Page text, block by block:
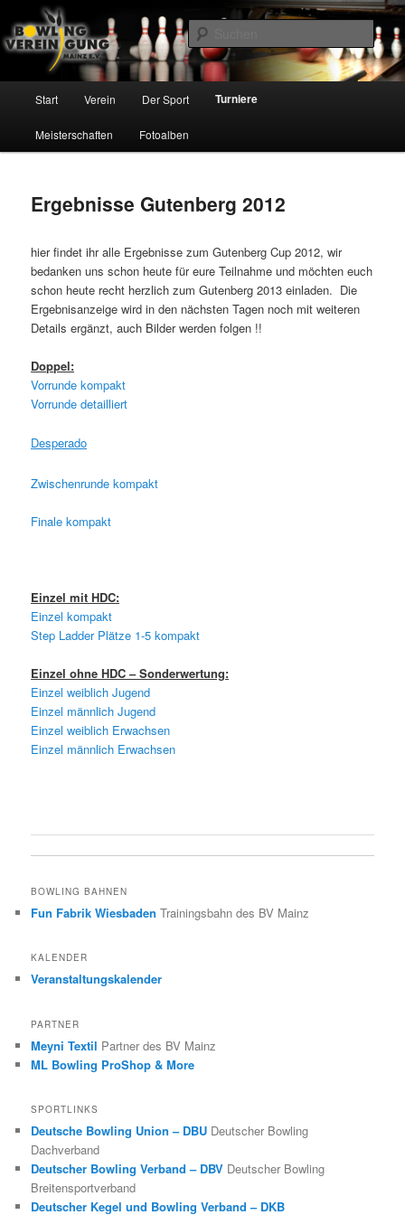
Inhalt
wechseln
Bowling Vereinigung Mainz e.V.
Start Verein Der Sport Turniere
Meisterschaften Fotoalben
Ergebnisse Gutenberg 2012
hier findet ihr alle Ergebnisse zum Gutenberg Cup 2012, wir
bedanken uns schon heute für eure Teilnahme und möchten euch
schon heute recht herzlich zum Gutenberg 2013 einladen. Die
Ergebnisanzeige wird in den nächsten Tagen noch mit weiteren
Details ergänzt, auch Bilder werden folgen !!
Doppel:
Vorrunde kompakt
Vorrunde detailliert
Desperado
Zwischenrunde kompakt
Finale kompakt
Einzel mit HDC:
Einzel kompakt
Step Ladder Plätze 1-5 kompakt
Einzel ohne HDC – Sonderwertung:
Einzel weiblich Jugend
Einzel männlich Jugend
Einzel weiblich Erwachsen
Einzel männlich Erwachsen
BOWLING BAHNEN
Fun Fabrik Wiesbaden Trainingsbahn des BV Mainz
KALENDER
Veranstaltungskalender
PARTNER
Meyni Textil Partner des BV Mainz
ML Bowling ProShop & More
SPORTLINKS
Deutsche Bowling Union – DBU Deutscher Bowling
Dachverband
Deutscher Bowling Verband – DBV Deutscher Bowling
Breitensportverband
Deutscher Kegel und Bowling Verband – DKB